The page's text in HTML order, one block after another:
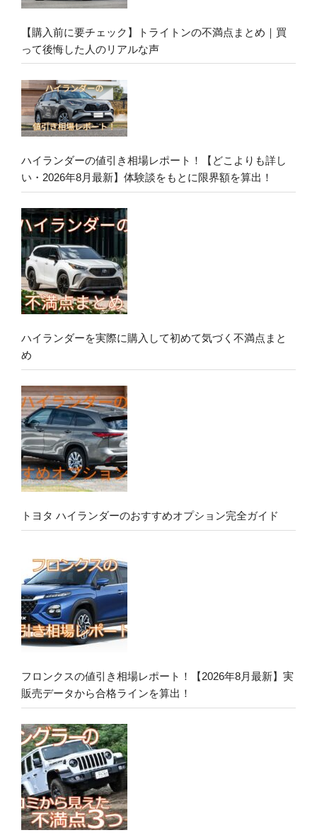
【購入前に要チェック】トライトンの不満点まとめ｜買
って後悔した人のリアルな声
ハイランダーの値引き相場レポート！【どこよりも詳し
い・2026年8月最新】体験談をもとに限界額を算出！
ハイランダーを実際に購入して初めて気づく不満点まと
め
トヨタ ハイランダーのおすすめオプション完全ガイド
フロンクスの値引き相場レポート！【2026年8月最新】実
販売データから合格ラインを算出！